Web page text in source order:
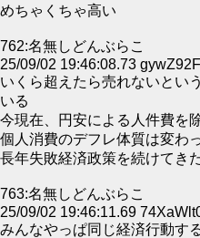
めちゃくちゃ高い
762:名無しどんぶらこ
25/09/02 19:46:08.73
いくら超えたら売れないとい
いる
今現在、円安による人件費を
個人消費のデフレ体質は変わ
長年失敗経済政策を続けてき
763:名無しどんぶらこ
25/09/02 19:46:11.69
みんなやっぱ同じ経済行動す